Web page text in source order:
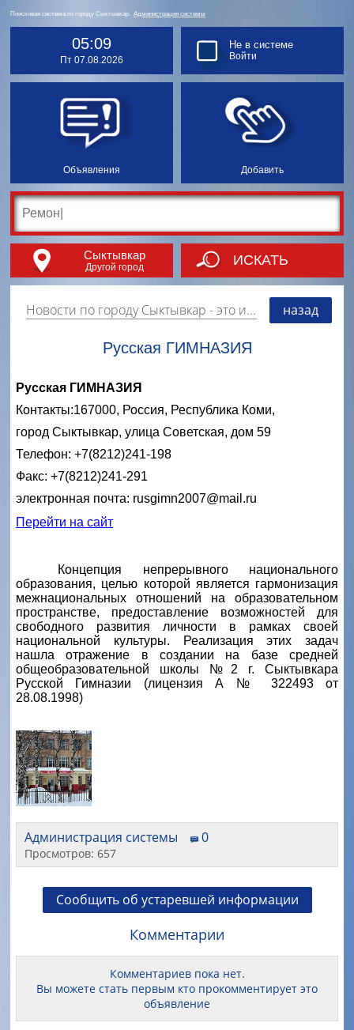
Поисковая система по городу Сыктывкар. Администрация системы
05:09
Пт 07.08.2026
Объявления Добавить
Не в системе
Войти
Сыктывкар
Другой город ИСКАТЬ
Новости по городу Сыктывкар - это информация о событиях, мероприятиях и торгово-коммерческой деятельности города. Страницу наполняют платные и бесплатные объявления, имеющие функцию "поднятия вверх списка". назад
Русская ГИМНАЗИЯ
Русская ГИМНАЗИЯ
Контакты:167000, Россия, Республика Коми,
город Сыктывкар, улица Советская, дом 59
Телефон: +7(8212)241-198
Факс: +7(8212)241-291
электронная почта: rusgimn2007@mail.ru
Перейти на сайт
Концепция непрерывного национального
образования, целью которой является гармонизация
межнациональных отношений на образовательном
пространстве, предоставление возможностей для
свободного развития личности в рамках своей
национальной культуры. Реализация этих задач
нашла отражение в создании на базе средней
общеобразовательной школы №2 г. Сыктывкара
Русской Гимназии (лицензия А № 322493 от
28.08.1998)
Администрация системы 0
Просмотров: 657
Сообщить об устаревшей информации
Комментарии
Комментариев пока нет.
Вы можете стать первым кто прокомментирует это
объявление